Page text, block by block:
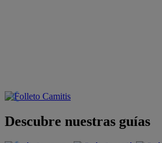
Descubre nuestras guías